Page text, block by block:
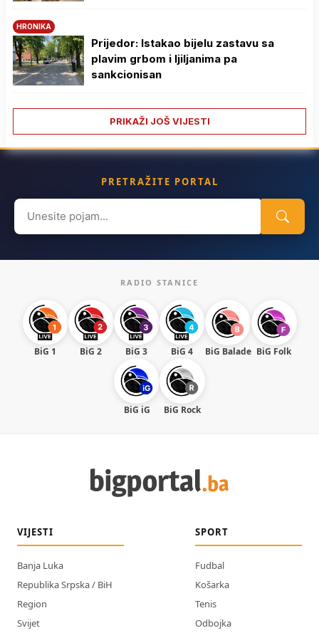
HRONIKA
Prijedor: Istakao bijelu zastavu sa
plavim grbom i ljiljanima pa
sankcionisan
PRIKAŽI JOŠ VIJESTI
PRETRAŽITE PORTAL
Search
for:
RADIO STANICE
BiG 1 BiG 2 BiG 3 BiG 4 BiG Balade BiG Folk
BiG iG BiG Rock
VIJESTI
Banja Luka
Republika Srpska / BiH
Region
Svijet
SPORT
Fudbal
Košarka
Tenis
Odbojka